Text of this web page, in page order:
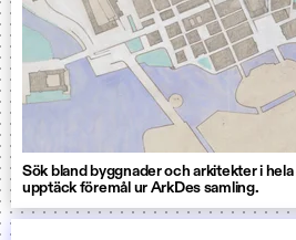
Sök bland byggnader och arkitekter i
upptäck föremål ur ArkDes samling.